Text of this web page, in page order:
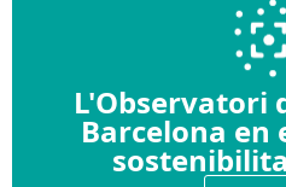
L'Observatori
Barcelona en